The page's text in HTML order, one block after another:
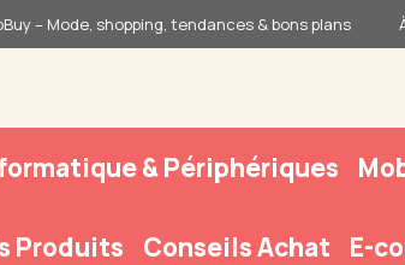
– Mode, shopping, tendances & bons plans
& Périphériques
Produits Conseils Achat E-